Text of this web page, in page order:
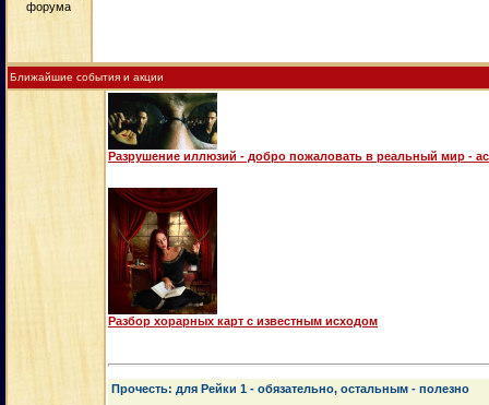
Ближайшие события и акции
Разрушение иллюзий - добро пожаловать в реальный мир -
Разбор хорарных карт с известным исходом
Прочесть: для Рейки 1 - обязательно, остальным - полезно